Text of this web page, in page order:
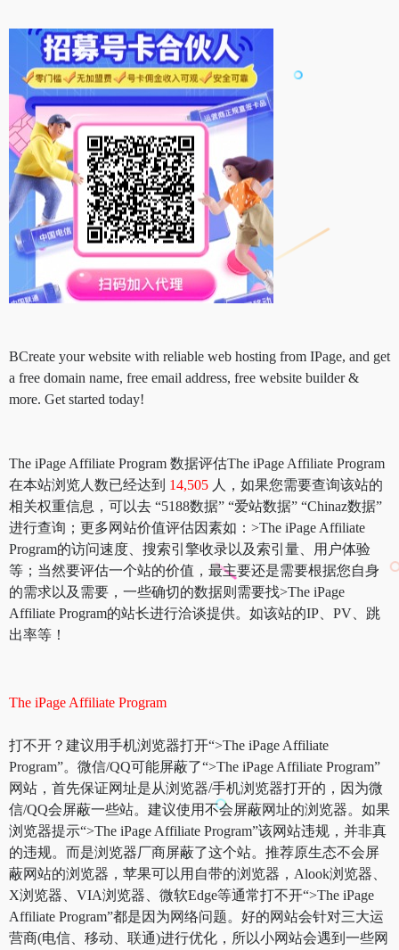
BCreate your website with reliable web hosting from IPage, and get
a free domain name, free email address, free website builder &
more. Get started today!
The iPage Affiliate Program 数据评估The iPage Affiliate Program
在本站浏览人数已经达到 14,505 人，如果您需要查询该站的
相关权重信息，可以去 “5188数据” “爱站数据” “Chinaz数据”
进行查询；更多网站价值评估因素如：>The iPage Affiliate
Program的访问速度、搜索引擎收录以及索引量、用户体验
等；当然要评估一个站的价值，最主要还是需要根据您自身
的需求以及需要，一些确切的数据则需要找>The iPage
Affiliate Program的站长进行洽谈提供。如该站的IP、PV、跳
出率等！
The iPage Affiliate Program
打不开？建议用手机浏览器打开“>The iPage Affiliate
Program”。微信/QQ可能屏蔽了“>The iPage Affiliate Program”
网站，首先保证网址是从浏览器/手机浏览器打开的，因为微
信/QQ会屏蔽一些站。建议使用不会屏蔽网址的浏览器。如果
浏览器提示“>The iPage Affiliate Program”该网站违规，并非真
的违规。而是浏览器厂商屏蔽了这个站。推荐原生态不会屏
蔽网站的浏览器，苹果可以用自带的浏览器，Alook浏览器、
X浏览器、VIA浏览器、微软Edge等通常打不开“>The iPage
Affiliate Program”都是因为网络问题。好的网站会针对三大运
营商(电信、移动、联通)进行优化，所以小网站会遇到一些网